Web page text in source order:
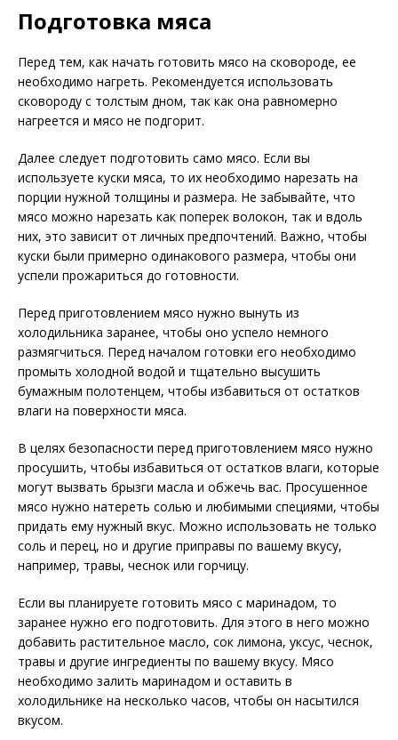
Подготовка мяса
Перед тем, как начать готовить мясо на сковороде, ее
необходимо нагреть. Рекомендуется использовать
сковороду с толстым дном, так как она равномерно
нагреется и мясо не подгорит.
Далее следует подготовить само мясо. Если вы
используете куски мяса, то их необходимо нарезать на
порции нужной толщины и размера. Не забывайте, что
мясо можно нарезать как поперек волокон, так и вдоль
них, это зависит от личных предпочтений. Важно, чтобы
куски были примерно одинакового размера, чтобы они
успели прожариться до готовности.
Перед приготовлением мясо нужно вынуть из
холодильника заранее, чтобы оно успело немного
размягчиться. Перед началом готовки его необходимо
промыть холодной водой и тщательно высушить
бумажным полотенцем, чтобы избавиться от остатков
влаги на поверхности мяса.
В целях безопасности перед приготовлением мясо нужно
просушить, чтобы избавиться от остатков влаги, которые
могут вызвать брызги масла и обжечь вас. Просушенное
мясо нужно натереть солью и любимыми специями, чтобы
придать ему нужный вкус. Можно использовать не только
соль и перец, но и другие приправы по вашему вкусу,
например, травы, чеснок или горчицу.
Если вы планируете готовить мясо с маринадом, то
заранее нужно его подготовить. Для этого в него можно
добавить растительное масло, сок лимона, уксус, чеснок,
травы и другие ингредиенты по вашему вкусу. Мясо
необходимо залить маринадом и оставить в
холодильнике на несколько часов, чтобы он насытился
вкусом.